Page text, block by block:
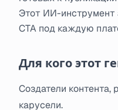
Этот ИИ-инструмент
CTA под каждую
Для кого этот
Создатели
карусели.